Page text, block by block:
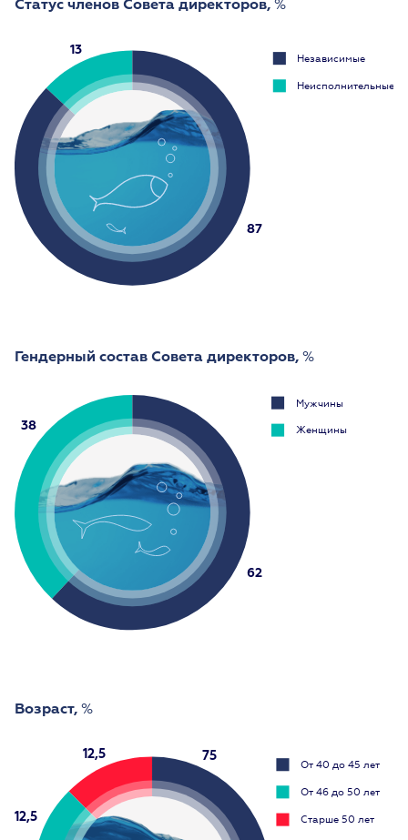
Статус членов Совета директоров, %
Независимые
Неисполнительные
87
13
Гендерный состав Совета директоров, %
Мужчины
Женщины
62
38
Возраст, %
От 40 до 45 лет
От 46 до 50 лет
Старше 50 лет
75
12,5
12,5